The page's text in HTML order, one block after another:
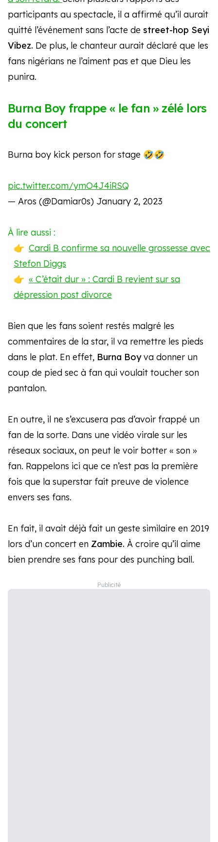
participants au spectacle, il a affirmé qu’il aurait
quitté l’événement sans l’acte de street-hop Seyi
Vibez. De plus, le chanteur aurait déclaré que les
fans nigérians ne l’aiment pas et que Dieu les
punira.
Burna Boy frappe « le fan » zélé lors
du concert
Burna boy kick person for stage 🤣🤣
pic.twitter.com/ymO4J4iRSQ
— Aros (@Damiar0s) January 2, 2023
Bien que les fans soient restés malgré les
commentaires de la star, il va remettre les pieds
dans le plat. En effet, Burna Boyva donner un
coup de pied sec à fan qui voulait toucher son
pantalon.
En outre, il ne s’excusera pas d’avoir frappé un
fan de la sorte. Dans une vidéo virale sur les
réseaux sociaux, on peut le voir botter « son »
fan. Rappelons ici que ce n’est pas la première
fois que la superstar fait preuve de violence
envers ses fans.
En fait, il avait déjà fait un geste similaire en 2019
lors d’un concert en Zambie. À croire qu’il aime
bien prendre ses fans pour des punching ball.
À lire aussi :
Cardi B confirme sa nouvelle grossesse avec
Stefon Diggs
« C’était dur » : Cardi B revient sur sa
dépression post divorce